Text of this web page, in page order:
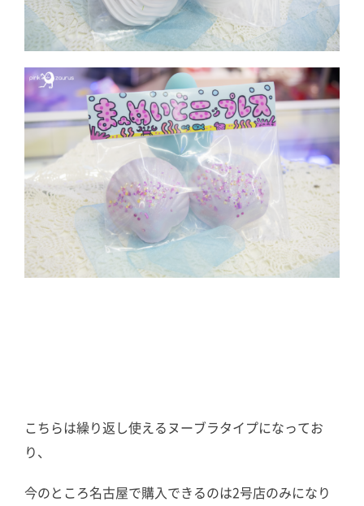
こちらは繰り返し使えるヌーブラタイプになってお
り、
今のところ名古屋で購入できるのは2号店のみになり